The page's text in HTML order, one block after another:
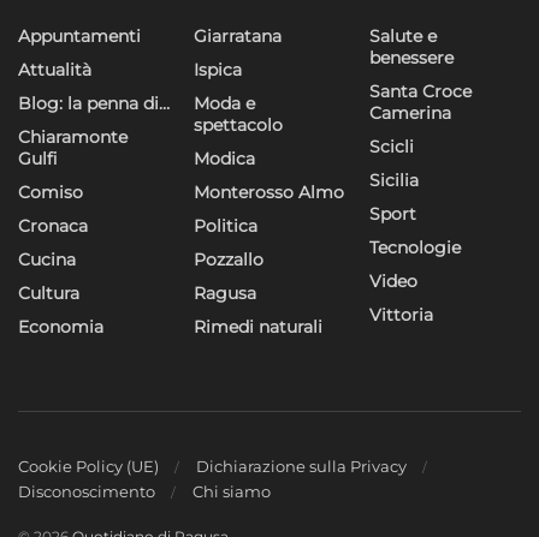
Appuntamenti
Attualità
Blog: la penna di…
Chiaramonte
Gulfi
Comiso
Cronaca
Cucina
Cultura
Economia
Giarratana
Ispica
Moda e
spettacolo
Modica
Monterosso Almo
Politica
Pozzallo
Ragusa
Rimedi naturali
Salute e
benessere
Santa Croce
Camerina
Scicli
Sicilia
Sport
Tecnologie
Video
Vittoria
Cookie Policy (UE)
Dichiarazione sulla Privacy
Disconoscimento
Chi siamo